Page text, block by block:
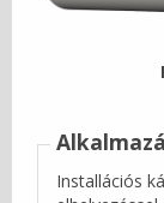
Installációs